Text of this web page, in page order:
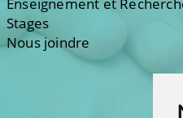
Stages
Nous joindre